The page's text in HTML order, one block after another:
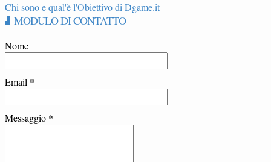
Chi sono e qual'è l'Obiettivo di Dgame.it
MODULO DI CONTATTO
Nome
Email *
Messaggio *